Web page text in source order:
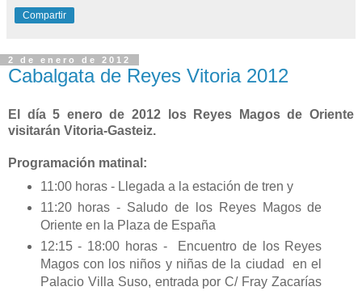
Compartir
2 de enero de 2012
Cabalgata de Reyes Vitoria 2012
El día 5 enero de 2012 los Reyes Magos de Oriente
visitarán Vitoria-Gasteiz.
Programación matinal:
11:00 horas - Llegada a la estación de tren y
11:20 horas - Saludo de los Reyes Magos de
Oriente en la Plaza de España
12:15 - 18:00 horas - Encuentro de los Reyes
Magos con los niños y niñas de la ciudad en el
Palacio Villa Suso, entrada por C/ Fray Zacarías